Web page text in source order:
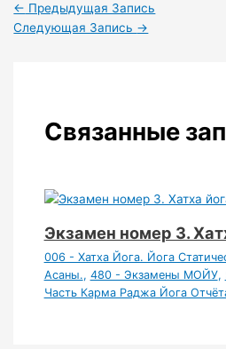
← Предыдущая Запись
Следующая Запись →
Связанные
Экзамен номер 3.
006 - Хатха Йога. Йога
Асаны., 480 - Экзамены МОЙУ,
Часть Карма Раджа Йога